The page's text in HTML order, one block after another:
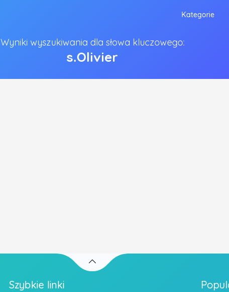
Kategorie
Wyniki wyszukiwania dla słowa kluczowego:
s.Olivier
Szybkie linki